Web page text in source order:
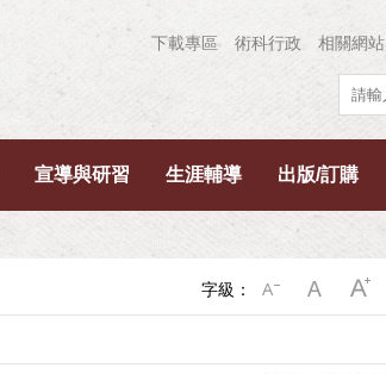
下載專區 術科行政 相關網站
宣導與研習 生涯輔導 出版/訂購
字級：